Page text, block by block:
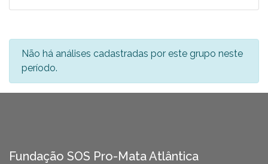
Não há análises cadastradas por este grupo neste
período.
Fundação SOS Pro-Mata Atlântica